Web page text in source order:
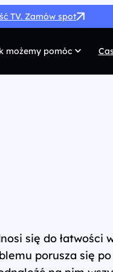
TV. Zamów spot
możemy pomóc
się do łatwości
porusza się